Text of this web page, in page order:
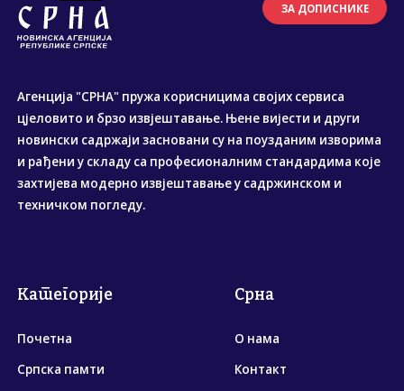
ЗА ДОПИСНИКЕ
Агенција "СРНА" пружа корисницима својих сервиса
цјеловито и брзо извјештавање. Њене вијести и други
новински садржаји засновани су на поузданим изворима
и рађени у складу са професионалним стандардима које
захтијева модерно извјештавање у садржинском и
техничком погледу.
Категорије
Почетна
Српска памти
Срна
О нама
Контакт